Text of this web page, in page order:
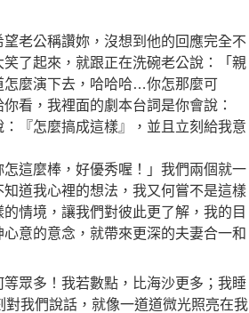
老公稱讚妳，沒想到他的回應完全不
了起來，就跟正在洗碗老公說：「親
怎麼演下去，哈哈哈…你怎那麼可
看，我裡面的劇本台詞是你會說：
『怎麼搞成這樣』，並且立刻給我意
這麼棒，好優秀喔！」我們兩個就一
道我心裡的想法，我又何嘗不是這樣
情境，讓我們對彼此更了解，我的目
意的意念，就帶來更深的夫妻合一和
眾多！我若數點，比海沙更多；我睡
我們說話，就像一道道微光照亮在我